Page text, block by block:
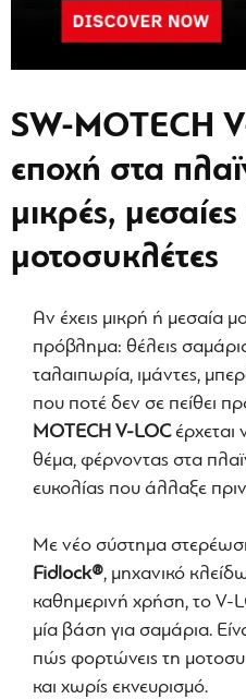
SW-MOTECH
εποχή στα
μικρές,
μοτοσυκλέτες
Αν έχεις μικρή ή μεσαία
πρόβλημα: θέλεις
ταλαιπωρία, ιμάντες,
που ποτέ δεν σε πείθει
MOTECH V-LOCέρχεται
θέμα, φέρνοντας στα
ευκολίας που άλλαξε
Με νέο σύστημα
Fidlock®, μηχανικό
καθημερινή χρήση, το V-
μία βάση για σαμάρια.
πώς φορτώνεις τη
και χωρίς εκνευρισμό.